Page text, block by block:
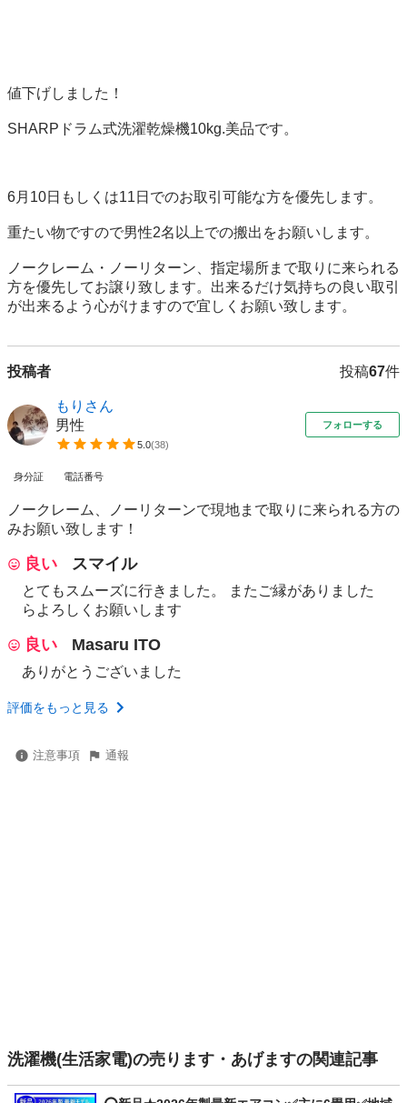
値下げしました！
SHARPドラム式洗濯乾燥機10kg.美品です。
6月10日もしくは11日でのお取引可能な方を優先します。
重たい物ですので男性2名以上での搬出をお願いします。
ノークレーム・ノーリターン、指定場所まで取りに来られる
方を優先してお譲り致します。出来るだけ気持ちの良い取引
が出来るよう心がけますので宜しくお願い致します。
投稿者 投稿67件
もりさん
男性
5.0(38)
フォローする
身分証 電話番号
ノークレーム、ノーリターンで現地まで取りに来られる方の
みお願い致します！
良い スマイル
とてもスムーズに行きました。 またご縁がありました
らよろしくお願いします
良い Masaru ITO
ありがとうございました
評価をもっと見る
注意事項 通報
洗濯機(生活家電)の売ります・あげますの関連記事